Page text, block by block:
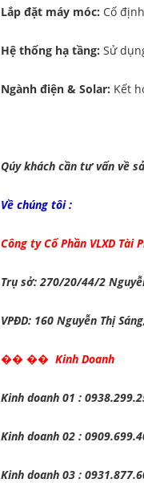
Lắp đặt máy móc: Cố
Hệ thống hạ tầng: Sử
Ngành điện & Solar: Kết
Qúy khách cần tư vấn về
Về chúng tôi :
Công ty Cổ Phần VLXD Tài
Trụ sở: 270/20/44/2
VPĐD: 160 Nguyễn Thị
�� �� Kinh Doanh
Kinh doanh 01 :
Kinh doanh 02 :
Kinh doanh 03 :